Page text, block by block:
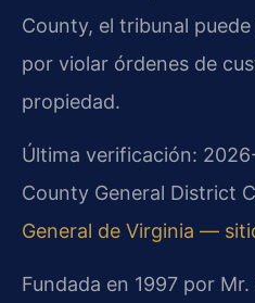
County, el tribunal
por violar órdenes de
propiedad.
Última verificación:
County General District
General de Virginia —
Fundada en 1997 por